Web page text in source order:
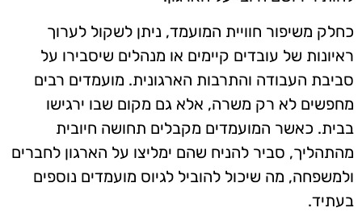
כחלק משיפור חוויית המועמד, ניתן לשקול לערוך
ראיונות של עובדים קיימים או מנהלים שיסבירו על
סביבת העבודה והתרבות הארגונית. מועמדים רבים
מחפשים לא רק משרה, אלא גם מקום שבו ירגישו
בבית. כאשר המועמדים מקבלים תחושה חיובית
מהתהליך, סביר להניח שהם ימליצו על הארגון לחברים
ולמשפחה, מה שיכול להוביל לגיוס מועמדים נוספים
בעתיד.